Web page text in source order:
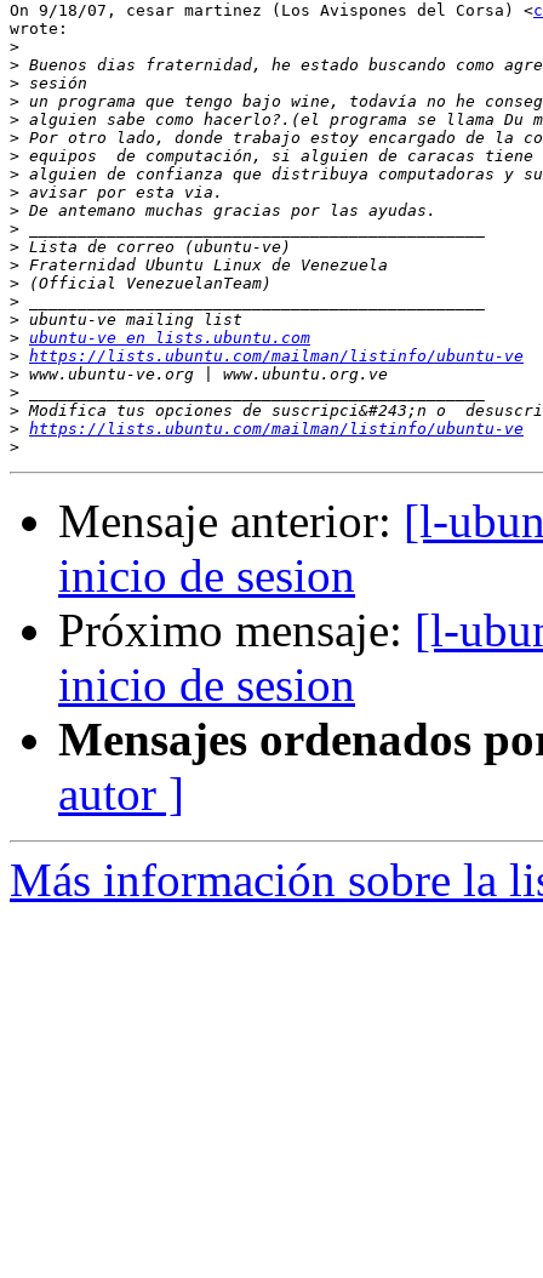
On 9/18/07, cesar martinez (Los Avispones del Corsa) <
wrote:
>
>
>
>
>
>
>
>
>
>
>
>
>
>
>
>
> ubuntu-ve en lists.ubuntu.com
> https://lists.ubuntu.com/mailman/listinfo/ubuntu-ve
>
>
>
> https://lists.ubuntu.com/mailman/listinfo/ubuntu-ve
>
Mensaje anterior: [l-
inicio de sesion
Próximo mensaje: [l-
inicio de sesion
Mensajes ordenados
autor ]
Más información sobre la